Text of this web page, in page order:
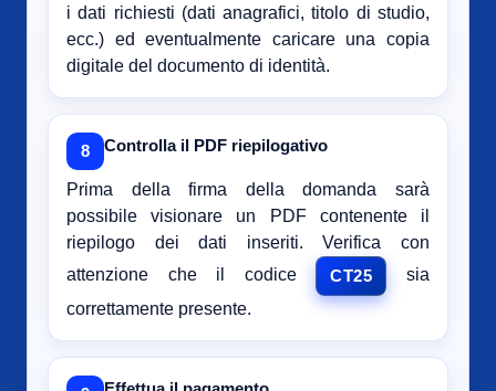
i dati richiesti (dati anagrafici, titolo di studio,
ecc.) ed eventualmente caricare una copia
digitale del documento di identità.
8 Controlla il PDF riepilogativo
Prima della firma della domanda sarà
possibile visionare un PDF contenente il
riepilogo dei dati inseriti. Verifica con
attenzione che il codice
CT25
sia
correttamente presente.